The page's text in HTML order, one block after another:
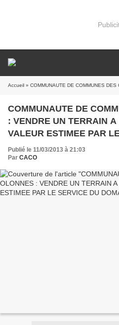
Accueil » COMMUNAUTE DE COMMUNES DES OLONNES : VENDRE UN TERRAIN A LA
COMMUNAUTE DE
: VENDRE UN TERRAIN
VALEUR ESTIMEE PAR
DOMAINE EST-CE
Publié le 11/03/2013 à 21:03
Par CACO